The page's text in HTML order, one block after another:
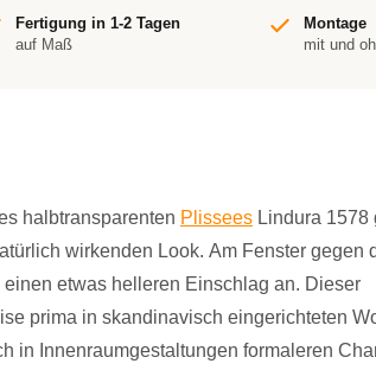
Fertigung in 1-2 Tagen
auf Maß
Montage
mit und
halbtransparenten Plissees Lindura 1578
wirkenden Look. Am Fenster gegen
etwas helleren Einschlag an. Dieser
prima in skandinavisch eingerichteten
in Innenraumgestaltungen formaleren